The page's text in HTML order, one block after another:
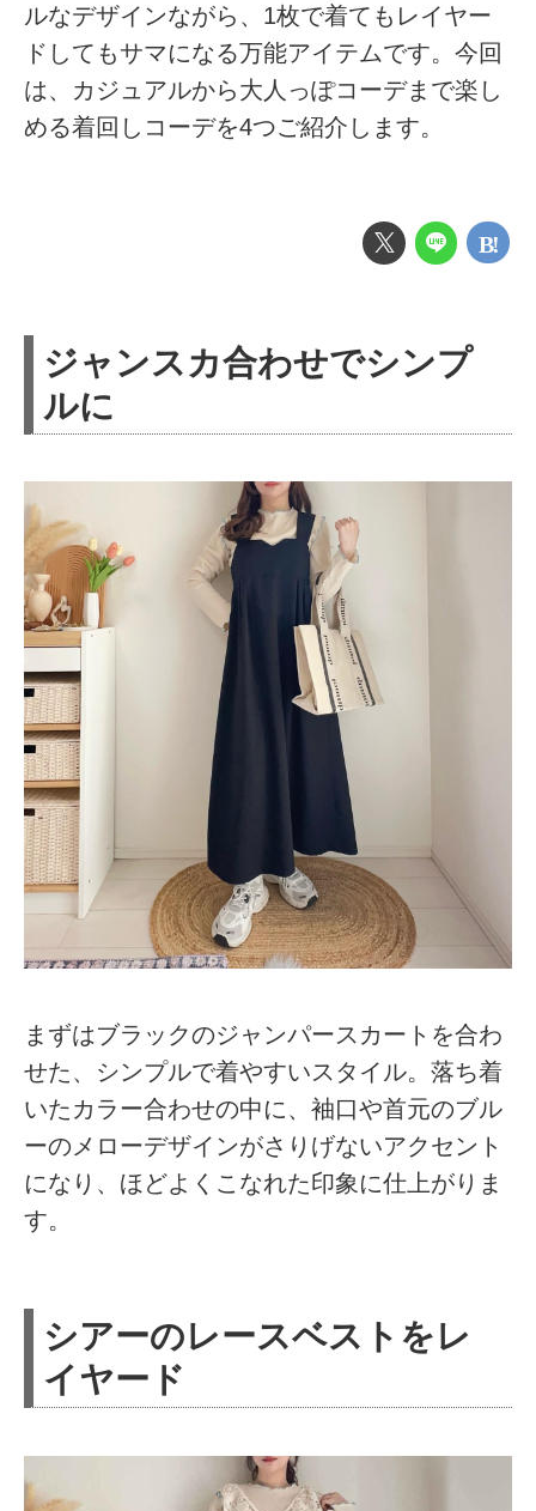
ルなデザインながら、1枚で着てもレイヤー
ドしてもサマになる万能アイテムです。今回
は、カジュアルから大人っぽコーデまで楽し
める着回しコーデを4つご紹介します。
ジャンスカ合わせでシンプ
ルに
まずはブラックのジャンパースカートを合わ
せた、シンプルで着やすいスタイル。落ち着
いたカラー合わせの中に、袖口や首元のブル
ーのメローデザインがさりげないアクセント
になり、ほどよくこなれた印象に仕上がりま
す。
シアーのレースベストをレ
イヤード